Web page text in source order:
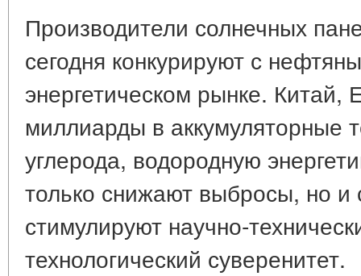
Производители солнечных
сегодня конкурируют с
энергетическом рынке.
миллиарды в аккумуляторные
углерода, водородную
только снижают выбросы, но и
стимулируют научно-
технологический суверенитет.